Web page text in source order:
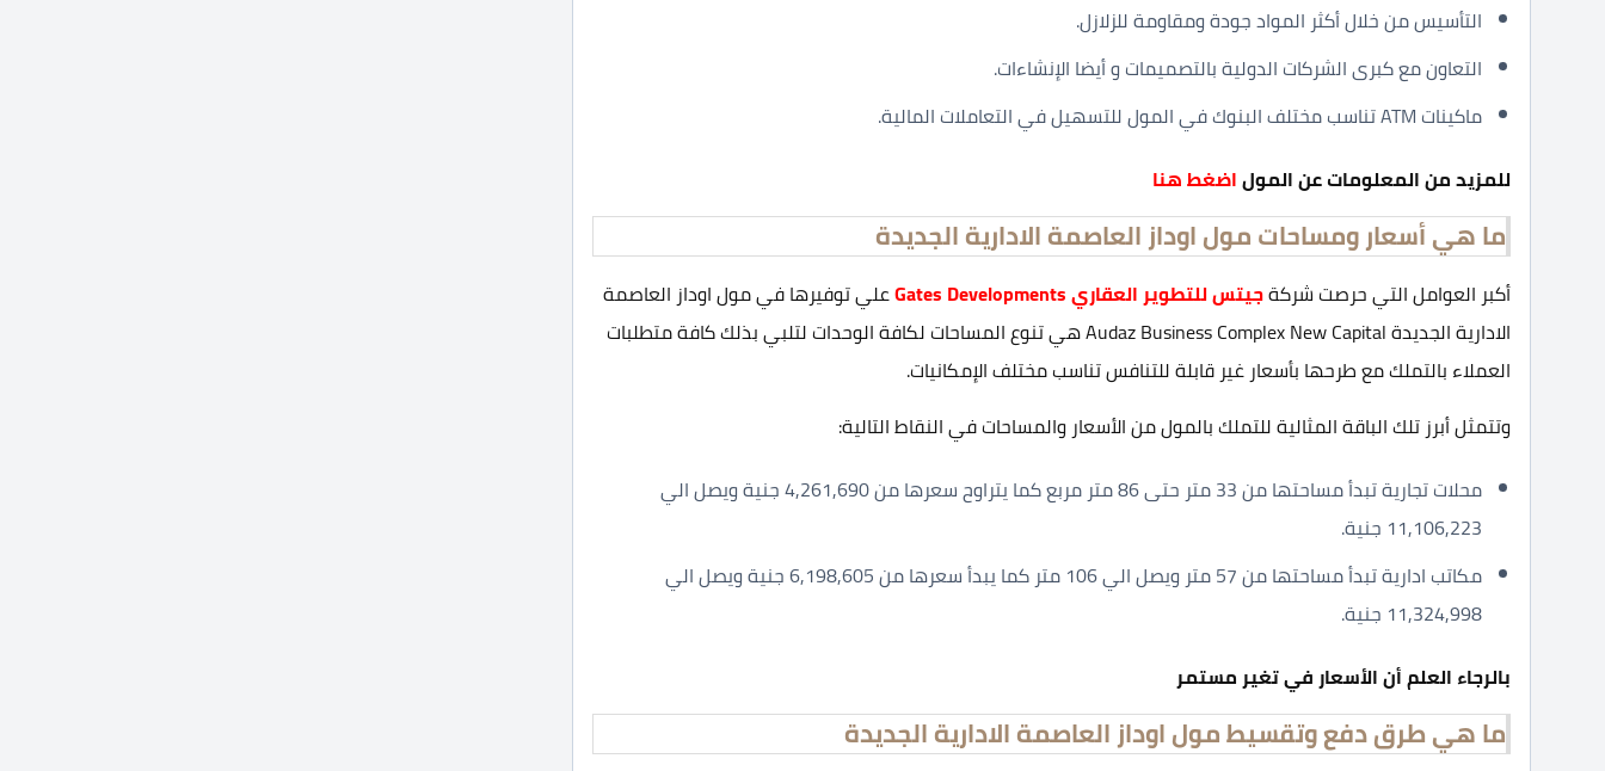
التأسيس من خلال أكثر المواد جودة ومقاومة للزلازل.
التعاون مع كبرى الشركات الدولية بالتصميمات و أيضا الإنشاءات.
ماكينات ATM تناسب مختلف البنوك في المول للتسهيل في التعاملات المالية.
للمزيد من المعلومات عن المولاضغط هنا
ما هي أسعار ومساحات مول اوداز العاصمة الادارية الجديدة
أكبر العوامل التي حرصت شركةجيتس للتطوير العقاري Gates Developments
علي توفيرها في مول اوداز العاصمة
الادارية الجديدة Audaz Business Complex New Capital هي تنوع المساحات لكافة الوحدات لتلبي بذلك كافة متطلبات
العملاء بالتملك مع طرحها بأسعار غير قابلة للتنافس تناسب مختلف الإمكانيات.
وتتمثل أبرز تلك الباقة المثالية للتملك بالمول من الأسعار والمساحات في النقاط التالية:
محلات تجارية تبدأ مساحتها من 33 متر حتى 86 متر مربع كما يتراوح سعرها من 4,261,690 جنية ويصل الي
11,106,223 جنية.
مكاتب ادارية تبدأ مساحتها من 57 متر ويصل الي 106 متر كما يبدأ سعرها من 6,198,605 جنية ويصل الي
11,324,998 جنية.
بالرجاء العلم أن الأسعار في تغير مستمر
ما هي طرق دفع وتقسيط مول اوداز العاصمة الادارية الجديدة